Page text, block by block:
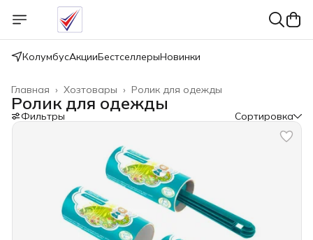
КолумбусАкцииБестселлерыНовинки
Ролик для одежды
Хозтовары ›
Главная ›
Ролик для одежды
Фильтры Сортировка